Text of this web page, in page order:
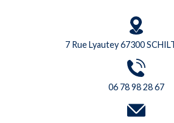
7 Rue Lyautey 67300
06 78 98 28 67